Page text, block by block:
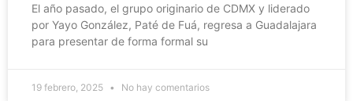
El año pasado, el grupo originario de CDMX y liderado
por Yayo González, Paté de Fuá, regresa a Guadalajara
para presentar de forma formal su
19 febrero, 2025 No hay comentarios